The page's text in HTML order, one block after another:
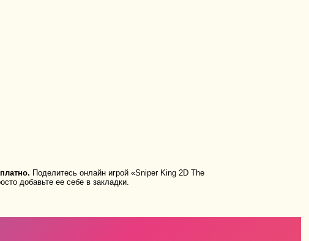
Поделитесь онлайн игрой «Sniper King 2D The
добавьте ее себе в закладки.